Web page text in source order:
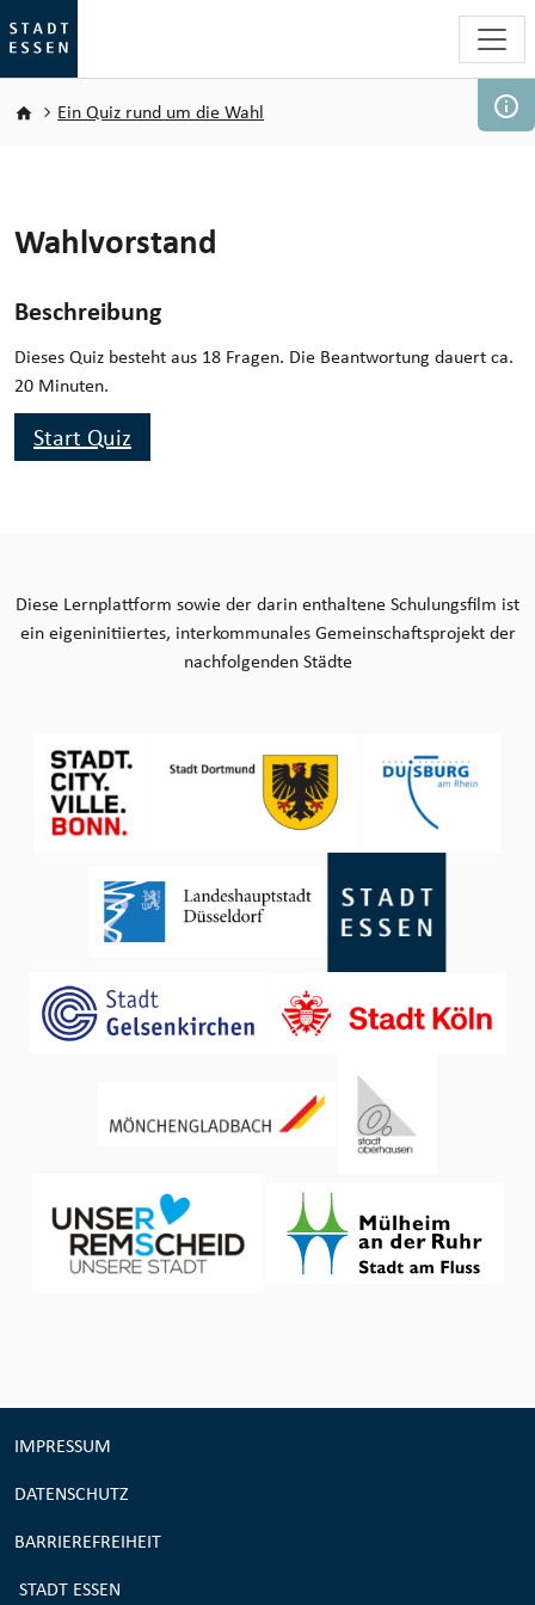
Pfadnavigation
Ein Quiz rund um die Wahl
Wahlvorstand
Beschreibung
Dieses Quiz besteht aus 18 Fragen. Die Beantwortung dauert ca.
20 Minuten.
Start Quiz
Diese Lernplattform sowie der darin enthaltene Schulungsfilm ist
ein eigeninitiiertes, interkommunales Gemeinschaftsprojekt der
nachfolgenden Städte
IMPRESSUM
DATENSCHUTZ
BARRIEREFREIHEIT
STADT ESSEN